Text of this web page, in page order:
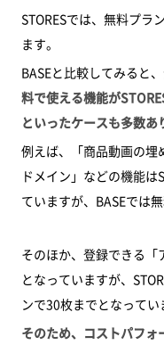
STORESでは、無料プラ
ます。
BASEと比較してみると
料で使える機能が
といったケースも多数あ
例えば、「商品動画の埋
ドメイン」などの機能は
ていますが、BASEでは
そのほか、登録できる「
となっていますが、
ンで30枚までとなってい
そのため、コストパフォ